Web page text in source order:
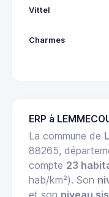
Vittel
Charmes
ERP à
La commune de
88265,
compte 23
hab/km²). Son